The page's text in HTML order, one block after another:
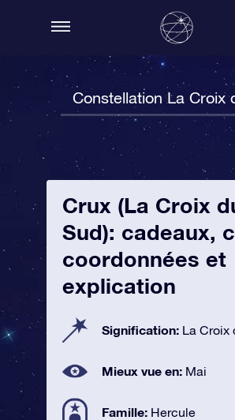
Constellation La Croix
Crux (La Croix
Sud): cadeaux,
coordonnées et
explication
Signification: La Croix
Mieux vue en: Mai
Famille: Hercule